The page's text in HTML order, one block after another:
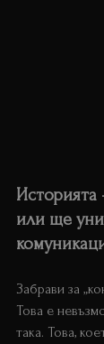
или ще
Забрави за
Това е
така. Това,